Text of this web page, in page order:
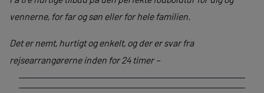
vennerne, for far og søn eller for hele familien.
Det er nemt, hurtigt og enkelt, og der er svar fra
rejsearrangørerne inden for 24 timer –